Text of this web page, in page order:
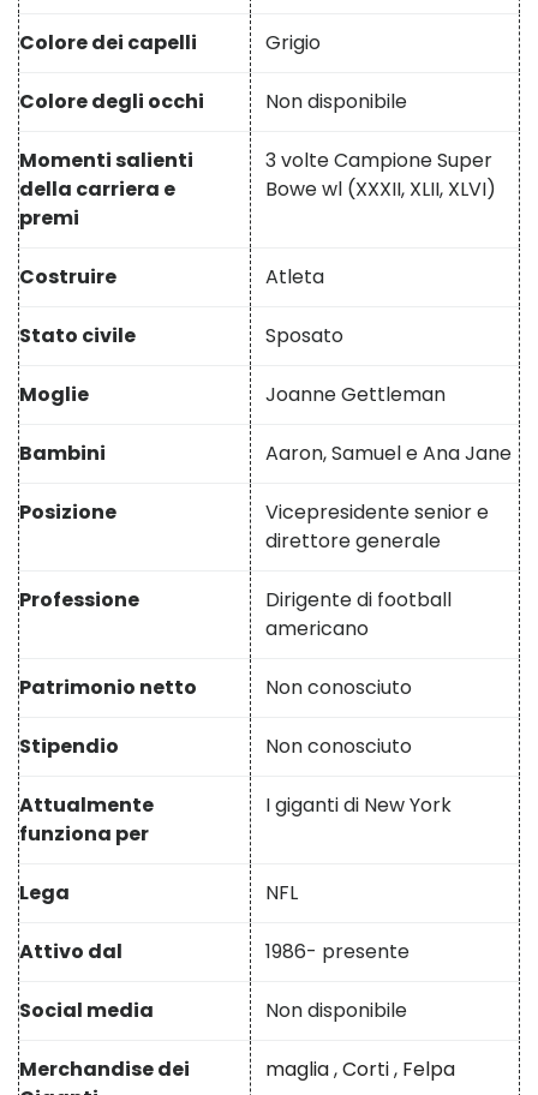
Colore dei capelli Grigio
Colore degli occhi Non disponibile
Momenti salienti
della carriera e
premi
3 volte Campione Super
Bowe wl (XXXII, XLII, XLVI)
Costruire Atleta
Stato civile Sposato
Moglie Joanne Gettleman
Bambini Aaron, Samuel e Ana Jane
Posizione
Vicepresidente senior e
direttore generale
Professione
Dirigente di football
americano
Patrimonio netto Non conosciuto
Stipendio Non conosciuto
Attualmente
funziona per
I giganti di New York
Lega NFL
Attivo dal 1986- presente
Social media Non disponibile
Merchandise dei
maglia,Corti, Felpa